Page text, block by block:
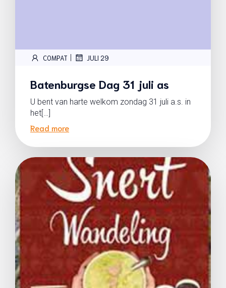
COMPAT | JULI 29
Batenburgse Dag 31 juli as
U bent van harte welkom zondag 31 juli a.s. in
het[…]
Read more